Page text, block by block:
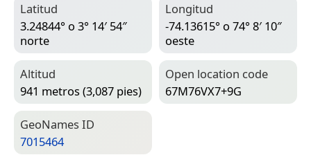
Latitud
3.24844° o 3° 14′ 54″
norte
Longitud
-74.13615° o 74° 8′ 10″
oeste
Altitud
941 metros (3,087 pies)
Open location code
67M76VX7+9G
Geo­Names ID
7015464